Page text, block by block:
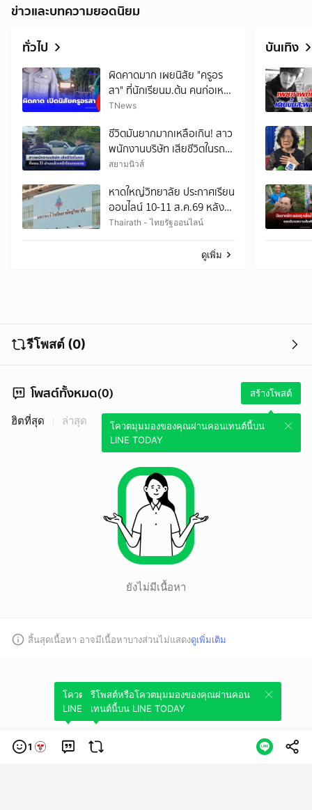
ข่าวและบทความยอดนิยม
ทั่วไป
ผิดคาดมาก เผยนิสัย "ครูอร
สา" ที่นักเรียนม.ต้น คนก่อเหตุ
เดินตามหา
TNews
ชีวิตมันยากมากเหลือเกิน! สาว
พนักงานบริษัท เสียชีวิตในรถ
ทิ้งจม.ไว้ อ่านแล้วเศร้าใจแทบ
สยามนิวส์
หาดใหญ่วิทยาลัย ประกาศเรียน
ออนไลน์ 10-11 ส.ค.69 หลัง
อดีตครูต่างชาติขู่ยิง
Thairath - ไทยรัฐออนไลน์
ดูเพิ่ม
บันเทิง
รีโพสต์ (0)
โพสต์ทั้งหมด(0) สร้างโพสต์
โควตมุมมองของคุณผ่านคอนเทนต์นี้บน
LINE TODAY
ฮิตที่สุด ล่าสุด
ยังไม่มีเนื้อหา
สิ้นสุดเนื้อหา อาจมีเนื้อหาบางส่วนไม่แสดงดูเพิ่มเติม
1
โควตมุมมองของคุณผ่านคอนเทนต์นี้บน
LINE TODAY
รีโพสต์หรือโควตมุมมองของคุณผ่านคอน
เทนต์นี้บน LINE TODAY